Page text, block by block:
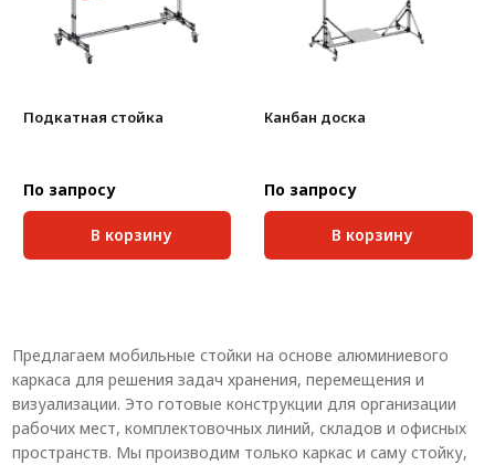
Алюминиевые промышленные ограждения
Алюминиевая промышленная мебель
Радиаторный алюминиевый профиль NEW!
Лист алюминиевый
Услуги дополнительной обработки профиля
Подкатная стойка
По запросу
В корзину
Канбан доска
По запросу
В корзину
Предлагаем мобильные стойки на основе алюминиевого
каркаса для решения задач хранения, перемещения и
визуализации. Это готовые конструкции для организации
рабочих мест, комплектовочных линий, складов и офисных
пространств. Мы производим только каркас и саму стойку,